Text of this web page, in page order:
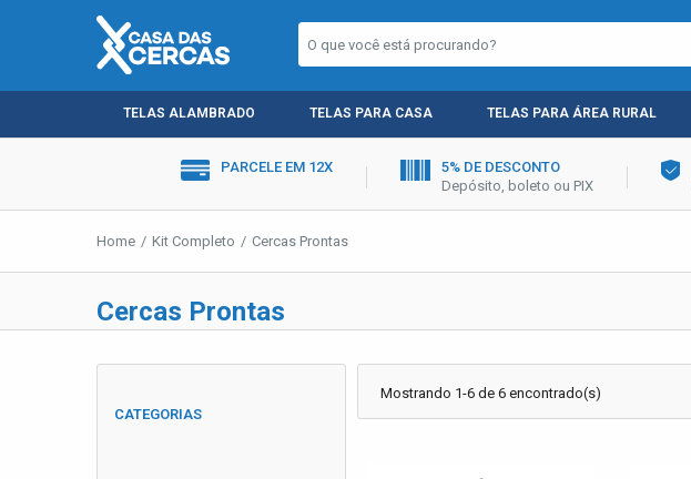
TELAS ALAMBRADO TELAS PARA CASA TELAS PARA ÁREA RURAL
PARCELE EM 12X
5% DE DESCONTO
Depósito, boleto ou PIX
Home Kit Completo Cercas Prontas
Cercas Prontas
CATEGORIAS
Mostrando 1-6 de 6 encontrado(s)